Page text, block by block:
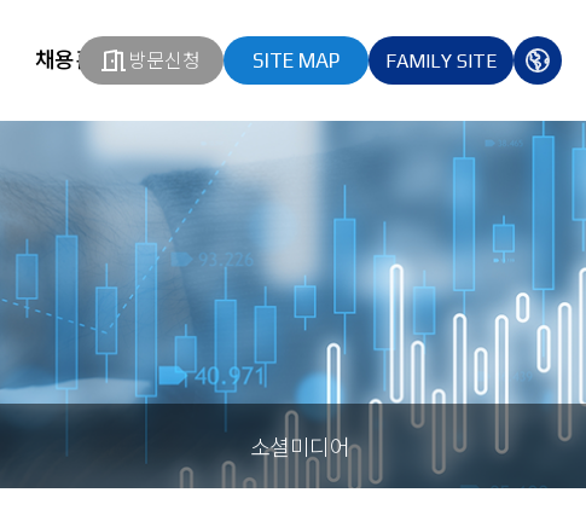
채용홈페이지방문신청 SITE MAP
열기 FAMILY SITE
열기
다국
소셜미디어